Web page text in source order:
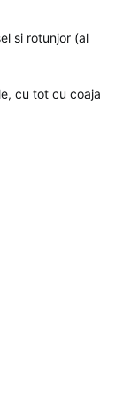
si rotunjor (al
cu tot cu coaja